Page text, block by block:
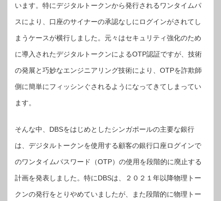
います。特にデジタルトークンから発行されるワンタイムパ
スにより、口座のサイナーの承認なしにログインがされてし
まうケースが横行しました。元々はセキュリティ強化のため
に導入されたデジタルトークンによるOTP認証ですが、技術
の発展と巧妙なエンジニアリング技術により、OTPを詐欺師
側に簡単にフィッシンぐされるようになってきてしまってい
ます。
そんな中、DBSをはじめとしたシンガポールの主要な銀行
は、デジタルトークンを使用する顧客の銀行口座ログインで
のワンタイムパスワード（OTP）の使用を段階的に廃止する
計画を発表しました。特にDBSは、２０２１年以降物理トー
クンの発行をとりやめていましたが、また段階的に物理トー